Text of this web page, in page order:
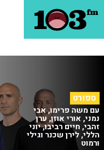
ספורט
עם משה פרימו, אבי
נמני, אורי אוזן, ערן
זהבי, חיים רביבו, יוני
הללי, לירן שכנר וגילי
ורמוט